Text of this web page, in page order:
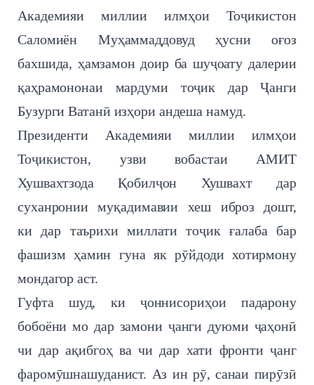
Академияи миллии илмҳои Тоҷикистон
Саломиён Муҳаммаддовуд ҳусни оғоз
бахшида, ҳамзамон доир ба шуҷоату далерии
қаҳрамононаи мардуми тоҷик дар Ҷанги
Бузурги Ватанӣ изҳори андеша намуд.
Президенти Академияи миллии илмҳои
Тоҷикистон, узви вобастаи АМИТ
Хушвахтзода Қобилҷон Хушвахт дар
суханронии муқадимавии хеш иброз дошт,
ки
дар таърихи миллати тоҷик ғалаба бар
фашизм ҳамин гуна як рӯйдоди хотирмону
мондагор аст.
Гуфта шуд, ки ҷоннисориҳои падарону
бобоёни мо дар замони ҷанги дуюми ҷаҳонӣ
чи дар ақибгоҳ ва чи дар хати фронти ҷанг
фаромӯшнашуданист. Аз ин рӯ, санаи пирӯзӣ